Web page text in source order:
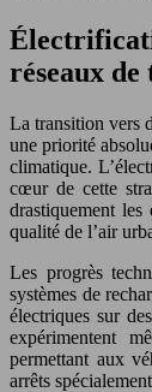
réseaux
La transition vers
une priorité
climatique.
cœur de cette
drastiquement
qualité de l’air
Les progrès
systèmes de
électriques sur
expérimentent
permettant aux
arrêts